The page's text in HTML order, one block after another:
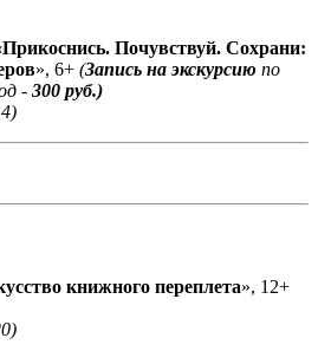
Почувствуй. Сохрани:
», 6+ (Запись на экскурсию по
- 300 руб.)
книжного переплета», 12+